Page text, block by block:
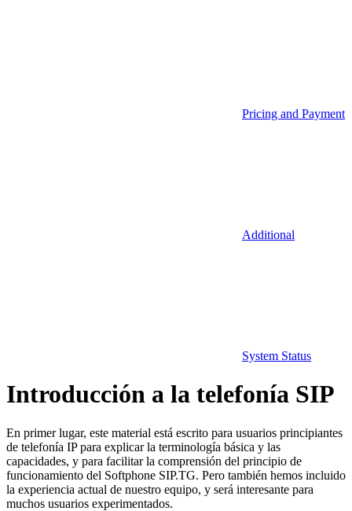
Pricing and Payment
Additional
System Status
Introducción a la telefonía SIP
En primer lugar, este material está escrito para usuarios principiantes
de telefonía IP para explicar la terminología básica y las
capacidades, y para facilitar la comprensión del principio de
funcionamiento del Softphone SIP.TG. Pero también hemos incluido
la experiencia actual de nuestro equipo, y será interesante para
muchos usuarios experimentados.